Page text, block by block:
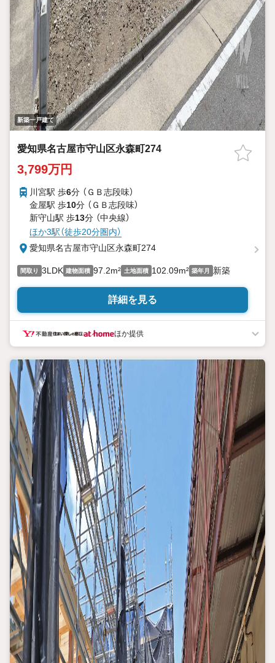
新築一戸建て
愛知県名古屋市守山区永森町274
3,799万円
川宮駅 歩6分 （ＧＢ志段味）
金屋駅 歩10分 （ＧＢ志段味）
新守山駅 歩13分 （中央線）
ほか3駅（徒歩20分圏内）
愛知県名古屋市守山区永森町274
間取り 3LDK 建物面積 97.2m² 土地面積 102.09m² 築年月 新築
詳細を見る
ほか提供